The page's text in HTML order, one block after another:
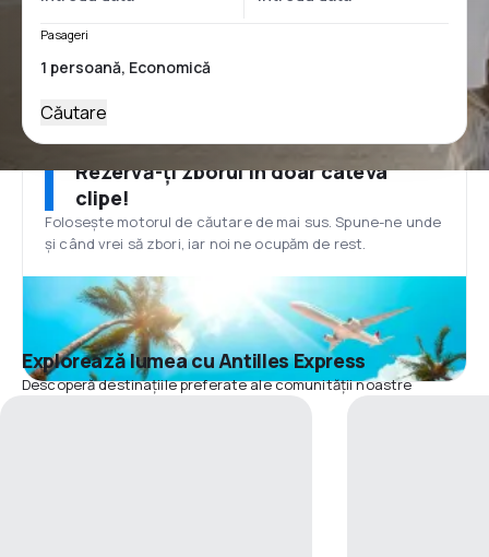
Pasageri
Căutare
Rezervă-ți zborul în doar câteva
clipe!
Folosește motorul de căutare de mai sus. Spune-ne unde
și când vrei să zbori, iar noi ne ocupăm de rest.
Explorează lumea cu Antilles Express
Descoperă destinațiile preferate ale comunității noastre